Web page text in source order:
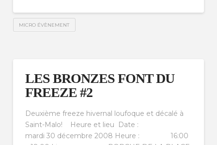
MICRO ÉVÈNEMENT
LES BRONZES FONT DU
FREEZE #2
Deuxième freeze hivernal loufoque et décalé à
Saint-Malo! Heure et lieu Date :
mardi 30 décembre 2008 Heure : 16:00